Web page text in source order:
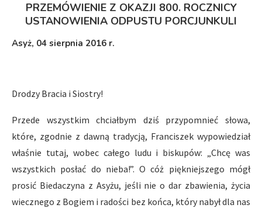
PRZEMÓWIENIE Z OKAZJI 800. ROCZNICY
USTANOWIENIA ODPUSTU PORCJUNKULI
Asyż, 04 sierpnia 2016 r.
Drodzy Bracia i Siostry!
Przede wszystkim chciałbym dziś przypomnieć słowa,
które, zgodnie z dawną tradycją, Franciszek wypowiedział
właśnie tutaj, wobec całego ludu i biskupów: „Chcę was
wszystkich posłać do nieba!”. O cóż piękniejszego mógł
prosić Biedaczyna z Asyżu, jeśli nie o dar zbawienia, życia
wiecznego z Bogiem i radości bez końca, który nabył dla nas